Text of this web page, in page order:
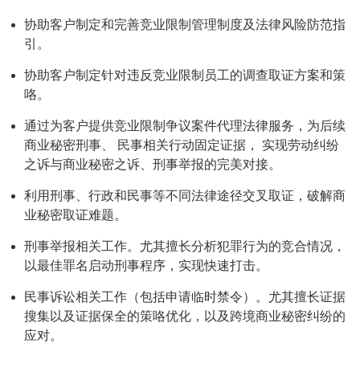
协助客户制定和完善竞业限制管理制度及法律风险防范指
引。
协助客户制定针对违反竞业限制员工的调查取证方案和策
咯。
通过为客户提供竞业限制争议案件代理法律服务，为后续
商业秘密刑事、 民事相关行动固定证据， 实现劳动纠纷
之诉与商业秘密之诉、刑事举报的完美对接。
利用刑事、行政和民事等不同法律途径交叉取证，破解商
业秘密取证难题。
刑事举报相关工作。尤其擅长分析犯罪行为的竞合情况，
以最佳罪名启动刑事程序，实现快速打击。
民事诉讼相关工作（包括申请临时禁令）。尤其擅长证据
搜集以及证据保全的策咯优化，以及跨境商业秘密纠纷的
应对。